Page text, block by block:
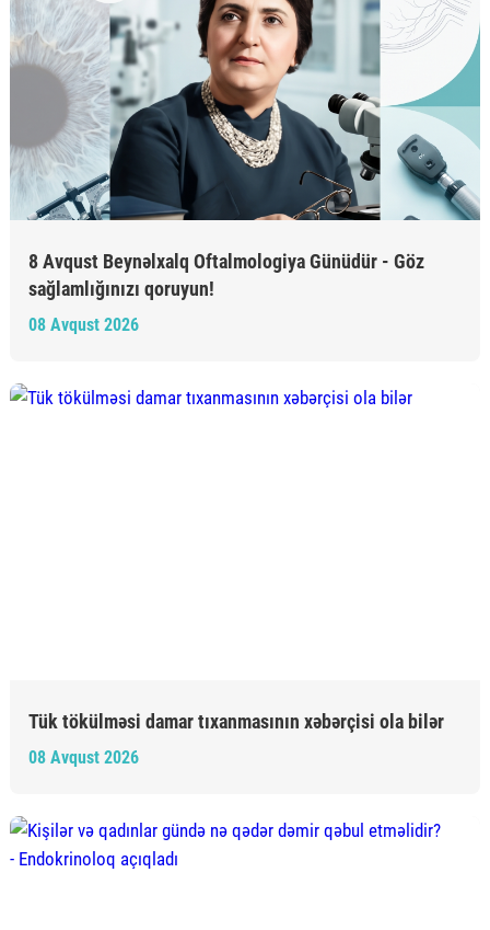
8 Avqust Beynəlxalq Oftalmologiya Günüdür - Göz
sağlamlığınızı qoruyun!
08 Avqust 2026
Tük tökülməsi damar tıxanmasının xəbərçisi ola bilər
08 Avqust 2026